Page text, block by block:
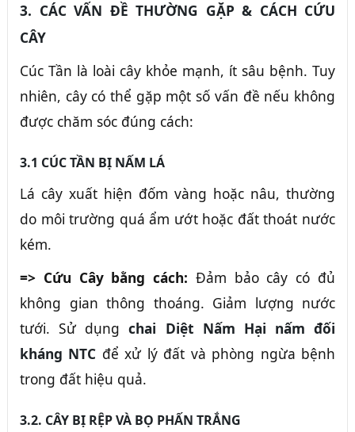
3. CÁC VẤN ĐỀ THƯỜNG GẶP & CÁCH CỨU
CÂY
Cúc Tần là loài cây khỏe mạnh, ít sâu bệnh. Tuy
nhiên, cây có thể gặp một số vấn đề nếu không
được chăm sóc đúng cách:
3.1 CÚC TẦN BỊ NẤM LÁ
Lá cây xuất hiện đốm vàng hoặc nâu, thường
do môi trường quá ẩm ướt hoặc đất thoát nước
kém.
=> Cứu Cây bằng cách: Đảm bảo cây có đủ
không gian thông thoáng. Giảm lượng nước
tưới. Sử dụngchai Diệt Nấm Hại nấm đối
kháng NTC để xử lý đất và phòng ngừa bệnh
trong đất hiệu quả.
3.2. CÂY BỊ RỆP VÀ BỌ PHẤN TRẮNG